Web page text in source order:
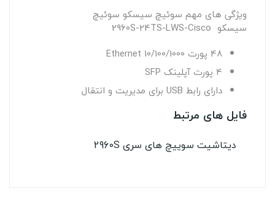
ویژگی های مهم سوئیچ سیسکو سوئیچ
سیسکو Cisco
WS-
2960S-24TS-L
48 پورت
Ethernet 10/100/1000
4 پورت آپلینک
SFP
دارای رابط USB برای مدیریت و انتقال
فایل های مرتبط
دیتاشیت سوییچ های سری 2960S